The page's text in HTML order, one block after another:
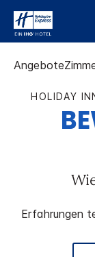
Angebote
HOLIDAY
Erfahrungen